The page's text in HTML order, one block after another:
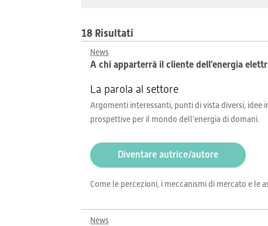
18 Risultati
News
A chi apparterrà il cliente dell'energia
La parola al settore
Argomenti interessanti, punti di vista diversi, idee
prospettive per il mondo dell’energia di domani.
Diventare autrice/autore
Come le percezioni, i meccanismi di mercato e le
News